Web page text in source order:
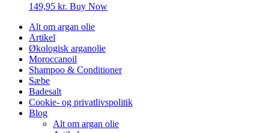
149,95 kr. Buy Now
Alt om argan olie
Artikel
Økologisk arganolie
Moroccanoil
Shampoo & Conditioner
Sæbe
Badesalt
Cookie- og privatlivspolitik
Blog
Alt om argan olie